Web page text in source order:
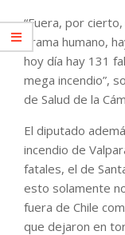
“Fuera, por
drama humano,
hoy día hay 131
mega incendio”,
de Salud de la
El diputado
incendio de
fatales, el de
esto solamente
fuera de Chile
que dejaron en